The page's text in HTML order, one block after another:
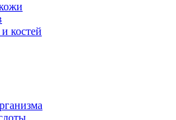
костей